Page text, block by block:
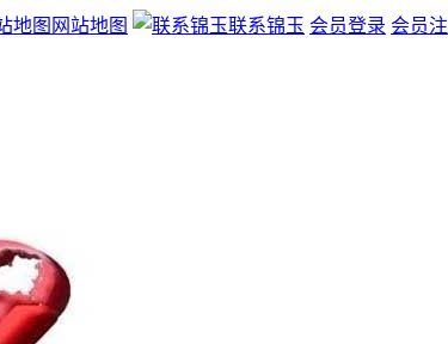
网站地图 联系锦玉 会员登录 会员